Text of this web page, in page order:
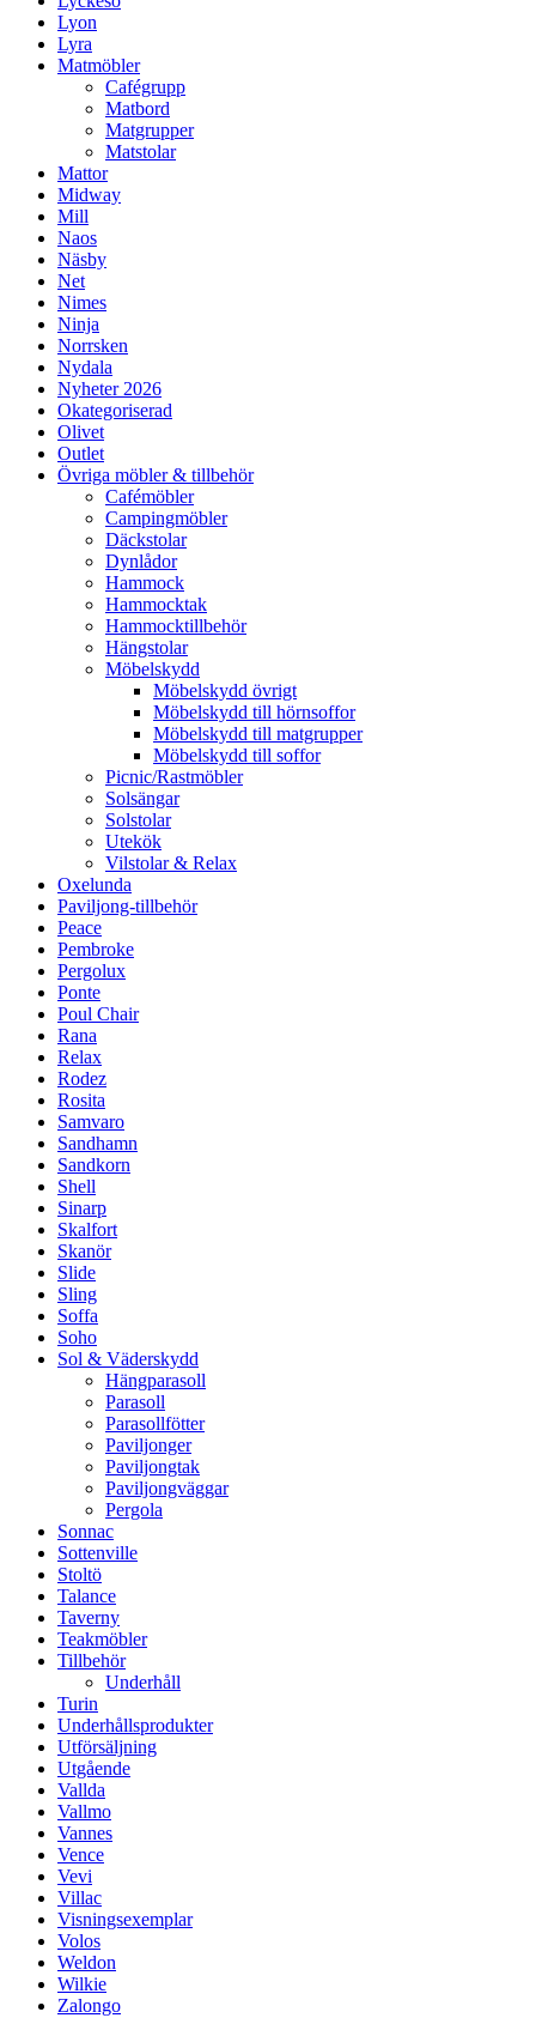
Lyon
Lyra
Matmöbler
Cafégrupp
Matbord
Matgrupper
Matstolar
Mattor
Midway
Mill
Naos
Näsby
Net
Nimes
Ninja
Norrsken
Nydala
Nyheter 2026
Okategoriserad
Olivet
Outlet
Övriga möbler & tillbehör
Cafémöbler
Campingmöbler
Däckstolar
Dynlådor
Hammock
Hammocktak
Hammocktillbehör
Hängstolar
Möbelskydd
Möbelskydd övrigt
Möbelskydd till hörnsoffor
Möbelskydd till matgrupper
Möbelskydd till soffor
Picnic/Rastmöbler
Solsängar
Solstolar
Utekök
Vilstolar & Relax
Oxelunda
Paviljong-tillbehör
Peace
Pembroke
Pergolux
Ponte
Poul Chair
Rana
Relax
Rodez
Rosita
Samvaro
Sandhamn
Sandkorn
Shell
Sinarp
Skalfort
Skanör
Slide
Sling
Soffa
Soho
Sol & Väderskydd
Hängparasoll
Parasoll
Parasollfötter
Paviljonger
Paviljongtak
Paviljongväggar
Pergola
Sonnac
Sottenville
Stoltö
Talance
Taverny
Teakmöbler
Tillbehör
Underhåll
Turin
Underhållsprodukter
Utförsäljning
Utgående
Vallda
Vallmo
Vannes
Vence
Vevi
Villac
Visningsexemplar
Volos
Weldon
Wilkie
Zalongo